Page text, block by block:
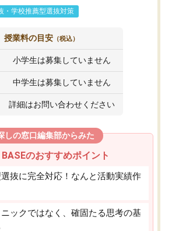
・学校推薦型選抜対策
授業料の目安 （税込）
小学生は募集していません
中学生は募集していません
詳細はお問い合わせください
しの窓口編集部からみた
のおすすめポイント
抜に完全対応！なんと活動実績作
ックではなく、確固たる思考の基